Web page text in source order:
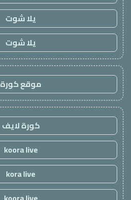
يلا شوت
يلا شوت
موقع كورة
كورة لايف
koora live
kora live